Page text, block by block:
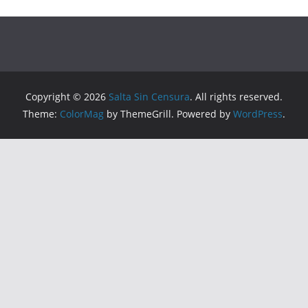
Copyright © 2026 Salta Sin Censura. All rights reserved.
Theme: ColorMag by ThemeGrill. Powered by WordPress.